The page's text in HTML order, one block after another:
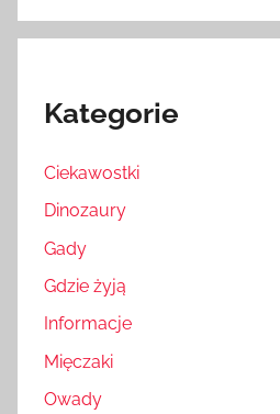
Kategorie
Ciekawostki
Dinozaury
Gady
Gdzie żyją
Informacje
Mięczaki
Owady